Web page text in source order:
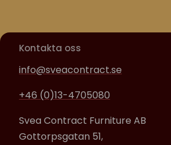
Kontakta oss
info@sveacontract.se
+46 (0)13-4705080
Svea Contract Furniture AB
Gottorpsgatan 51,